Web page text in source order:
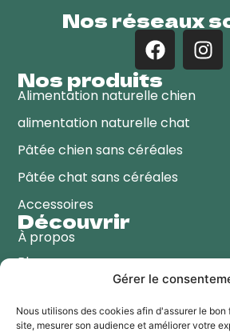
Gérer le
Nous utilisons des cookies afin d'assurer le
site, mesurer son audience et améliorer votre
Nos réseaux
Nos produits
Alimentation naturelle chien
alimentation naturelle chat
Pâtée chien sans céréales
Pâtée chat sans céréales
Accessoires
Découvrir
À propos
Blog
Points de vente
Contactez-nous